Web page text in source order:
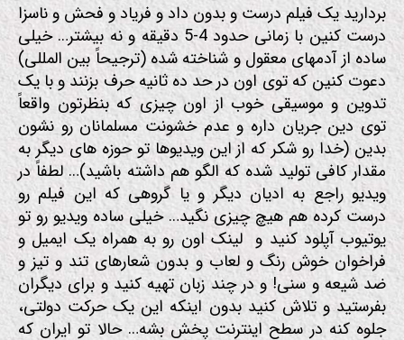
بردارید یک فیلم درست و بدون داد و فریاد و فحش و ناسزا
درست کنین با زمانی حدود 4-5 دقیقه و نه بیشتر… خیلی
ساده از آدمهای معقول و شناخته شده (ترجیحاً بین المللی)
دعوت کنین که توی اون در حد ده ثانیه حرف بزنند و با یک
تدوین و موسیقی خوب از اون چیزی که بنظرتون واقعاً
توی دین جریان داره و عدم خشونت مسلمانان رو نشون
بدین (خدا رو شکر که از این ویدیوها تو حوزه های دیگر به
مقدار کافی تولید شده که الگو هم داشته باشید)… لطفاً در
ویدیو راجع به ادیان دیگر و یا گروهی که این فیلم رو
درست کرده هم هیچ چیزی نگید… خیلی ساده ویدیو رو تو
یوتیوب آپلود کنید و لینک اون رو به همراه یک ایمیل و
فراخوان خوش رنگ و لعاب و بدون شعارهای تند و تیز و
ضد شیعه و سنی! و در چند زبان تهیه کنید و برای دیگران
بفرستید و تلاش کنید بدون اینکه این یک حرکت دولتی،
جلوه کنه در سطح اینترنت پخش بشه… حالا تو ایران که